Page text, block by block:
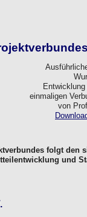
einmaligen
von
folgt den
und